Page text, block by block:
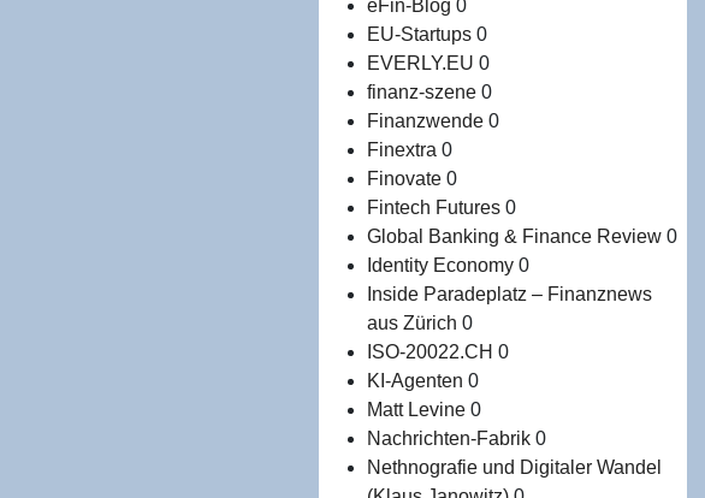
eFin-Blog 0
EU-Startups 0
EVERLY.EU 0
finanz-szene 0
Finanzwende 0
Finextra 0
Finovate 0
Fintech Futures 0
Global Banking & Finance Review 0
Identity Economy 0
Inside Paradeplatz – Finanznews
aus Zürich 0
ISO-20022.CH 0
KI-Agenten 0
Matt Levine 0
Nachrichten-Fabrik 0
Nethnografie und Digitaler Wandel